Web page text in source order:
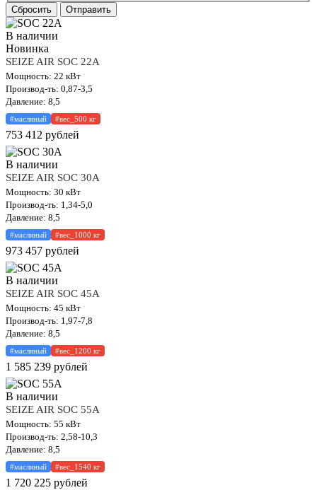
Сбросить Отправить
В наличии
Новинка
SEIZE AIR SOC 22A
Мощность: 22 кВт
Производ-ть: 0,87-3,5
Давление: 8,5
#масляный #вес_500 кг
753 412 рублей
В наличии
SEIZE AIR SOC 30A
Мощность: 30 кВт
Производ-ть: 1,34-5,0
Давление: 8,5
#масляный #вес_1000 кг
973 457 рублей
В наличии
SEIZE AIR SOC 45A
Мощность: 45 кВт
Производ-ть: 1,97-7,8
Давление: 8,5
#масляный #вес_1200 кг
1 585 239 рублей
В наличии
SEIZE AIR SOC 55A
Мощность: 55 кВт
Производ-ть: 2,58-10,3
Давление: 8,5
#масляный #вес_1540 кг
1 720 225 рублей